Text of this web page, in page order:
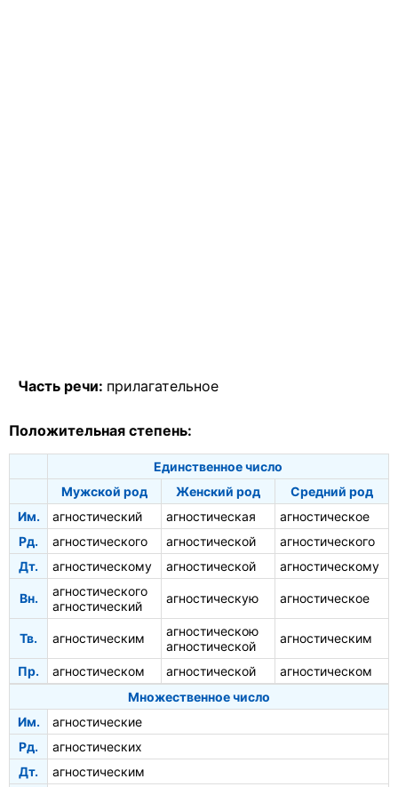
Часть речи: прилагательное
Положительная степень:
Единственное число
Мужской род
Женский род
Средний род
Им.
агностический агностическая
агностическое
Рд.
агностического агностической
агностического
Дт.
агностическому агностической агностическому
Вн.
агностического
агностический
агностическую агностическое
Тв. агностическим
агностическою
агностической
агностическим
Пр. агностическом агностической
агностическом
Множественное число
Им.
агностические
Рд.
агностических
Дт.
агностическим